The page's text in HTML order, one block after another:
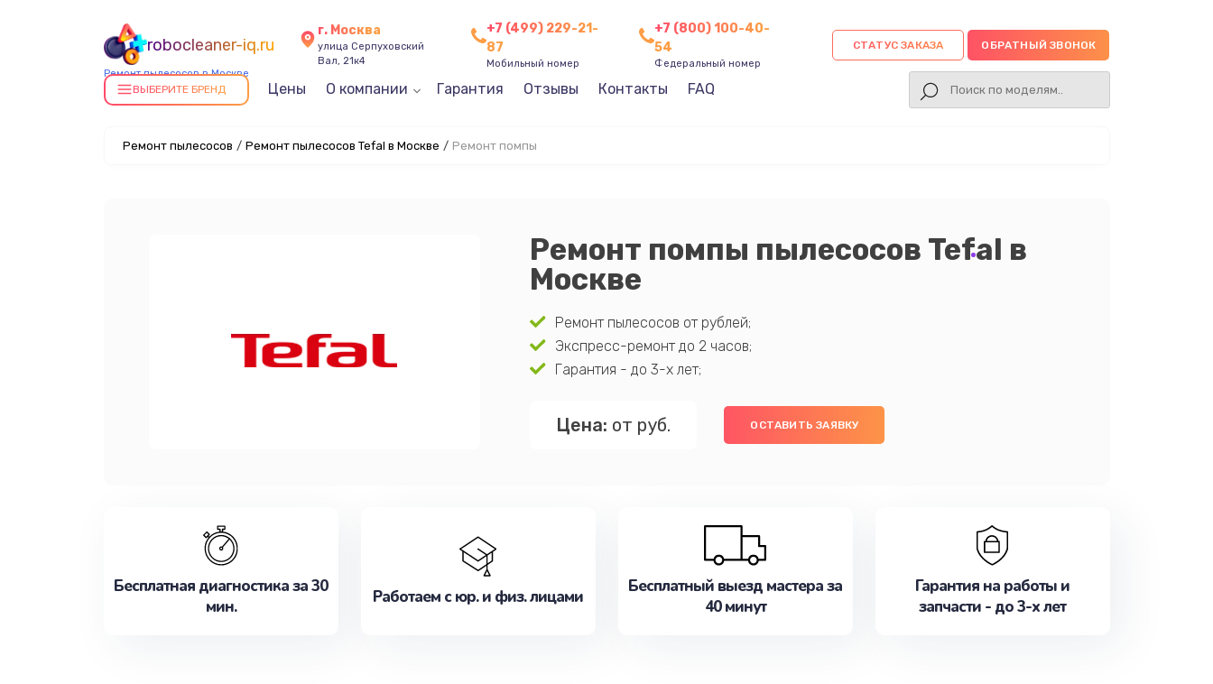
robocleaner-iq.ru
Ремонт пылесосов в Москве
г. Москва
улица Серпуховский
Вал, 21к4
+7 (499) 229-21-
87
Мобильный номер
+7 (800) 100-40-
54
Федеральный номер
СТАТУС ЗАКАЗА ОБРАТНЫЙ ЗВОНОК
ВЫБЕРИТЕ БРЕНД Цены О компании Гарантия Отзывы Контакты FAQ
Ремонт пылесосов / Ремонт пылесосов Tefal в Москве / Ремонт помпы
Ремонт помпы пылесосов Tefal в
Москве
Ремонт пылесосов от рублей;
Экспресс-ремонт до 2 часов;
Гарантия - до 3-х лет;
Цена: от руб. ОСТАВИТЬ ЗАЯВКУ
Бесплатная диагностика за 30
мин.
Работаем с юр. и физ. лицами
Бесплатный выезд мастера за
40 минут
Гарантия на работы и
запчасти - до 3-х лет